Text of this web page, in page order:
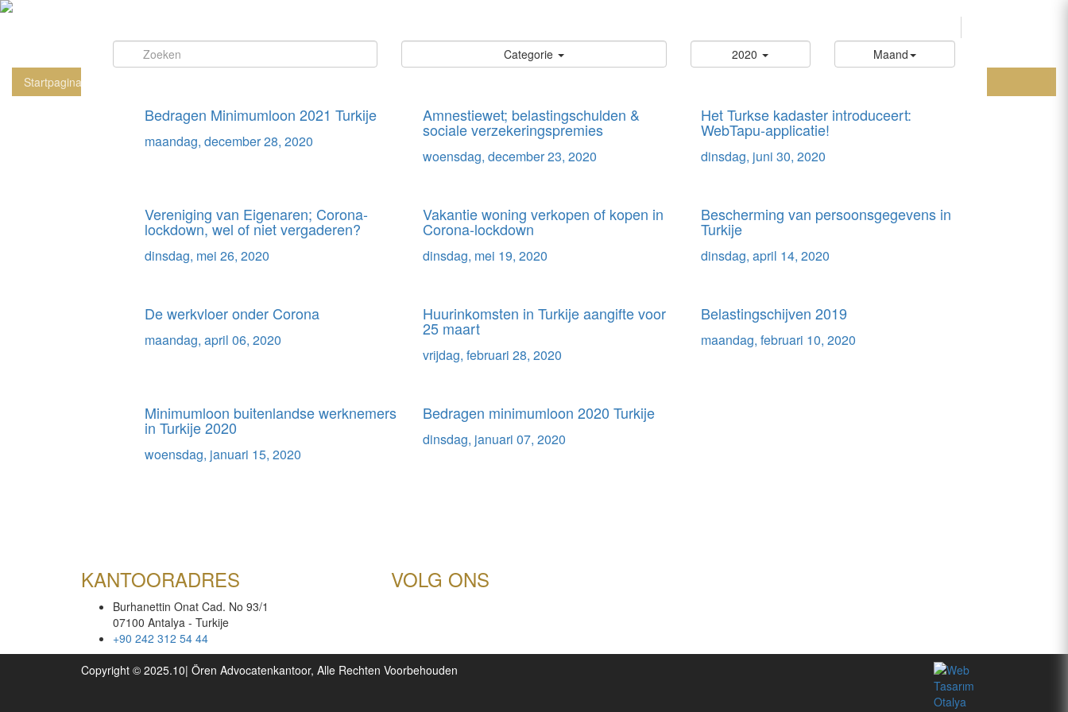
Nieuws / Artikelen
Startpagina
Categorie 2020 Maand
Bedragen Minimumloon 2021 Turkije
maandag, december 28, 2020
Amnestiewet; belastingschulden &
sociale verzekeringspremies
woensdag, december 23, 2020
Het Turkse kadaster introduceert:
WebTapu-applicatie!
dinsdag, juni 30, 2020
Vereniging van Eigenaren; Corona-
lockdown, wel of niet vergaderen?
dinsdag, mei 26, 2020
Vakantie woning verkopen of kopen in
Corona-lockdown
dinsdag, mei 19, 2020
Bescherming van persoonsgegevens in
Turkije
dinsdag, april 14, 2020
De werkvloer onder Corona
maandag, april 06, 2020
Huurinkomsten in Turkije aangifte voor
25 maart
vrijdag, februari 28, 2020
Belastingschijven 2019
maandag, februari 10, 2020
Minimumloon buitenlandse werknemers
in Turkije 2020
woensdag, januari 15, 2020
Bedragen minimumloon 2020 Turkije
dinsdag, januari 07, 2020
KANTOORADRES
Burhanettin Onat Cad. No 93/1
07100 Antalya - Turkije
+90 242 312 54 44
VOLG ONS
Copyright © 2025.10| Ören Advocatenkantoor, Alle Rechten Voorbehouden